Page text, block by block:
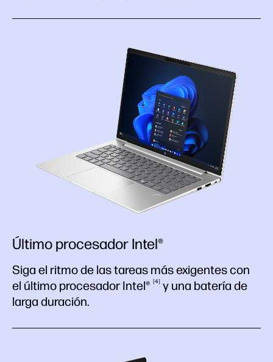
Último procesador Intel®
Siga el ritmo de las tareas más exigentes con
el último procesadorIntel® 4
y una batería de
larga duración.